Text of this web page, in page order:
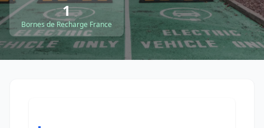
1
Bornes de Recharge France